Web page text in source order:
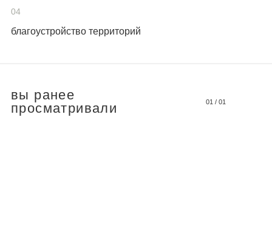
04
благоустройство территорий
вы ранее
просматривали
01 / 01